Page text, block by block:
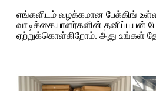
எங்களிடம் வழக்கமான பேக்கிங்
வாடிக்கையாளர்களின் தனிப்பயன்
ஏற்றுக்கொள்கிறோம். அது உங்கள்